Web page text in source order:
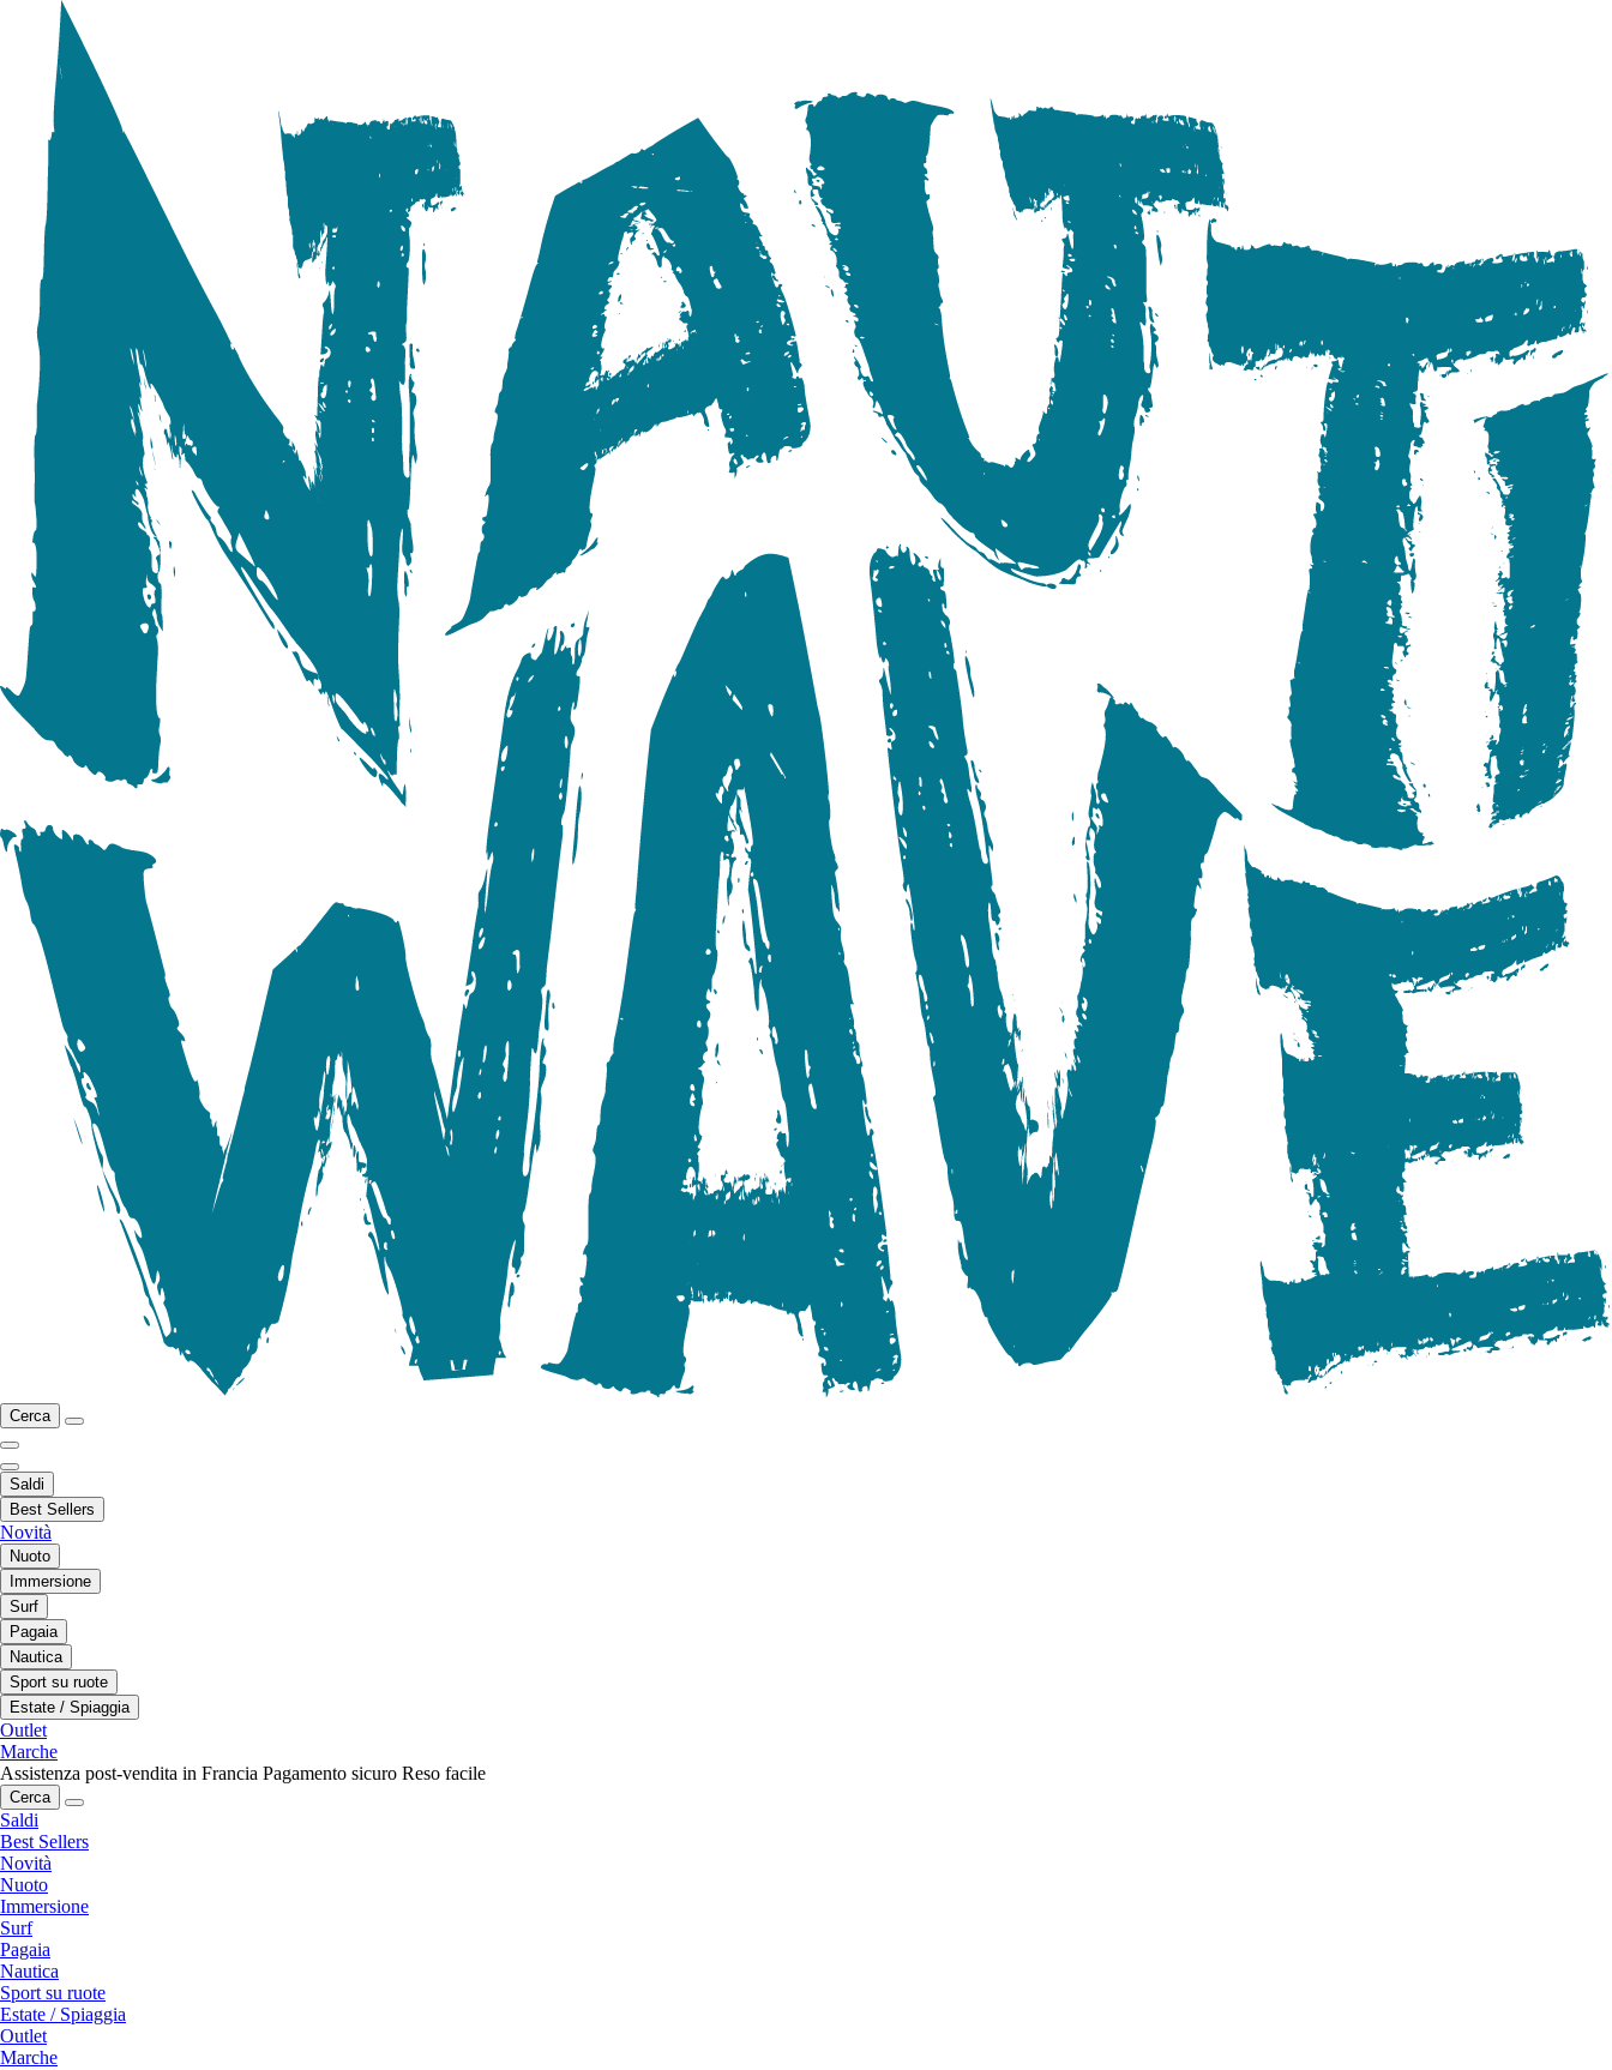
Cerca
Saldi
Best Sellers
Novità
Nuoto
Immersione
Surf
Pagaia
Nautica
Sport su ruote
Estate / Spiaggia
Outlet
Marche
Assistenza post-vendita in Francia Pagamento sicuro Reso facile
Cerca
Saldi
Best Sellers
Novità
Nuoto
Immersione
Surf
Pagaia
Nautica
Sport su ruote
Estate / Spiaggia
Outlet
Marche